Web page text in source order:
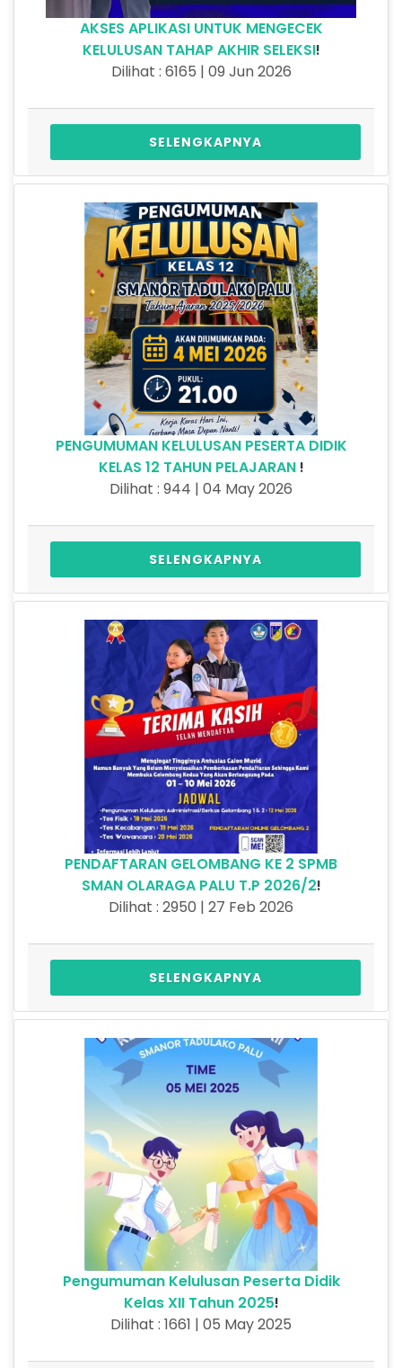
AKSES APLIKASI UNTUK MENGECEK
KELULUSAN TAHAP AKHIR SELEKSI!
Dilihat : 6165 | 09 Jun 2026
SELENGKAPNYA
PENGUMUMAN KELULUSAN PESERTA DIDIK
KELAS 12 TAHUN PELAJARAN !
Dilihat : 944 | 04 May 2026
SELENGKAPNYA
PENDAFTARAN GELOMBANG KE 2 SPMB
SMAN OLARAGA PALU T.P 2026/2!
Dilihat : 2950 | 27 Feb 2026
SELENGKAPNYA
Pengumuman Kelulusan Peserta Didik
Kelas XII Tahun 2025!
Dilihat : 1661 | 05 May 2025